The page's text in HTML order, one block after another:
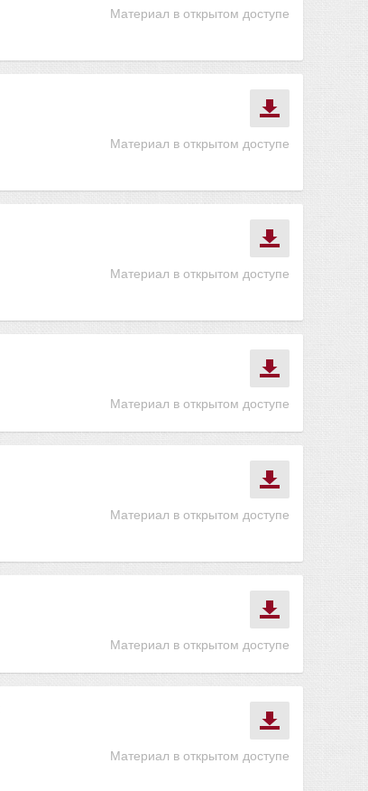
Материал в открытом доступе
Материал в открытом доступе
Материал в открытом доступе
Материал в открытом доступе
Материал в открытом доступе
Материал в открытом доступе
Материал в открытом доступе